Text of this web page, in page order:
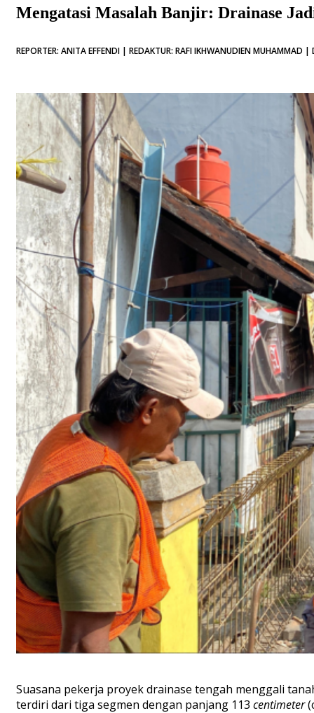
Mengatasi Masalah Banjir: Drainase
REPORTER: ANITA EFFENDI | REDAKTUR: RAFI IKHWANUDIEN MUHAMMAD |
Suasana pekerja proyek drainase tengah menggali
terdiri dari tiga segmen dengan panjang 113 centimeter